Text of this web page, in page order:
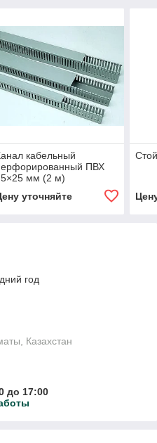
кабельный
ПВХ
мм (2 м)
уточняйте
год
Казахстан
до 17:00